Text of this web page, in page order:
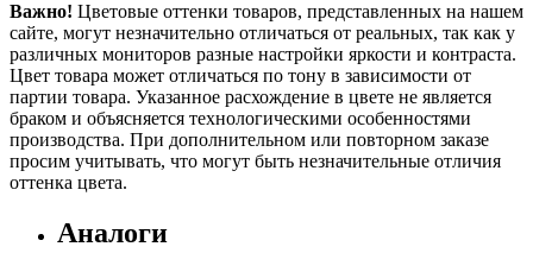
Важно! Цветовые оттенки товаров, представленных на нашем
сайте, могут незначительно отличаться от реальных, так как у
различных мониторов разные настройки яркости и контраста.
Цвет товара может отличаться по тону в зависимости от
партии товара. Указанное расхождение в цвете не является
браком и объясняется технологическими особенностями
производства. При дополнительном или повторном заказе
просим учитывать, что могут быть незначительные отличия
оттенка цвета.
Аналоги